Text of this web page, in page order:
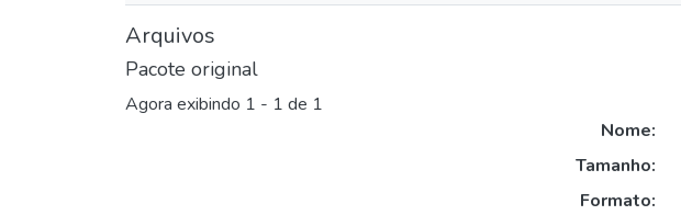
Arquivos
Pacote original
Agora exibindo 1 - 1 de 1
Nome:
Tamanho:
Formato: